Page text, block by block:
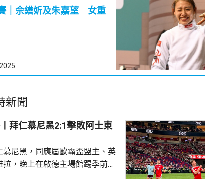
｜佘繕妡及朱嘉望 女重
新聞
拜仁慕尼黑2:1擊敗阿士東
慕尼黑，同應屆歐霸盃盟主、英
，晚上在啟德主場館踢季前熱